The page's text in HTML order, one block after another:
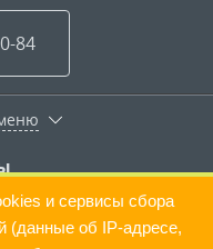
и сервисы сбора
(данные об IP-адресе,
84
.6д
84